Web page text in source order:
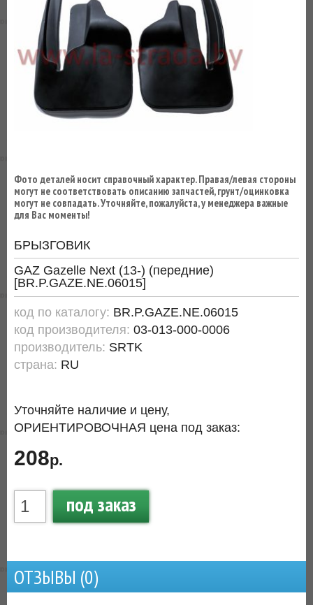
Фото деталей носит справочный характер. Правая/левая стороны
могут не соответствовать описанию запчастей, грунт/оцинковка
могут не совпадать. Уточняйте, пожалуйста, у менеджера важные
для Вас моменты!
БРЫЗГОВИК
GAZ Gazelle Next (13-) (передние)
[BR.P.GAZE.NE.06015]
код по каталогу: BR.P.GAZE.NE.06015
код производителя: 03-013-000-0006
производитель: SRTK
страна: RU
Уточняйте наличие и цену,
ОРИЕНТИРОВОЧНАЯ цена под заказ:
208р.
под заказ
ОТЗЫВЫ (0)